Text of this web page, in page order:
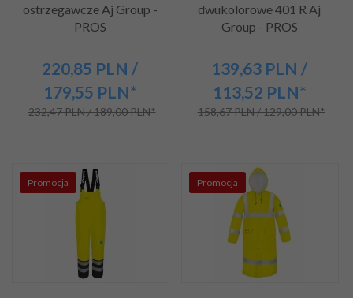
ostrzegawcze Aj Group -
PROS
220,85 PLN /
179,55 PLN*
232,47 PLN / 189,00 PLN*
dwukolorowe 401 R Aj
Group - PROS
139,63 PLN /
113,52 PLN*
158,67 PLN / 129,00 PLN*
Promocja Promocja